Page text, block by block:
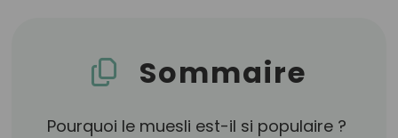
Sommaire
Pourquoi le muesli est-il si populaire ?